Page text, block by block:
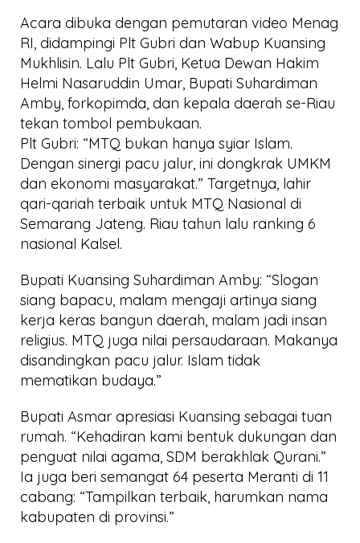
Acara dibuka dengan pemutaran video Menag
RI, didampingi Plt Gubri dan Wabup Kuansing
Mukhlisin. Lalu Plt Gubri, Ketua Dewan Hakim
Helmi Nasaruddin Umar, Bupati Suhardiman
Amby, forkopimda, dan kepala daerah se-Riau
tekan tombol pembukaan.
Plt Gubri: “MTQ bukan hanya syiar Islam.
Dengan sinergi pacu jalur, ini dongkrak UMKM
dan ekonomi masyarakat.” Targetnya, lahir
qari-qariah terbaik untuk MTQ Nasional di
Semarang Jateng. Riau tahun lalu ranking 6
nasional Kalsel.
Bupati Kuansing Suhardiman Amby: “Slogan
siang bapacu, malam mengaji artinya siang
kerja keras bangun daerah, malam jadi insan
religius. MTQ juga nilai persaudaraan. Makanya
disandingkan pacu jalur. Islam tidak
mematikan budaya.”
Bupati Asmar apresiasi Kuansing sebagai tuan
rumah. “Kehadiran kami bentuk dukungan dan
penguat nilai agama, SDM berakhlak Qurani.”
Ia juga beri semangat 64 peserta Meranti di 11
cabang: “Tampilkan terbaik, harumkan nama
kabupaten di provinsi.”